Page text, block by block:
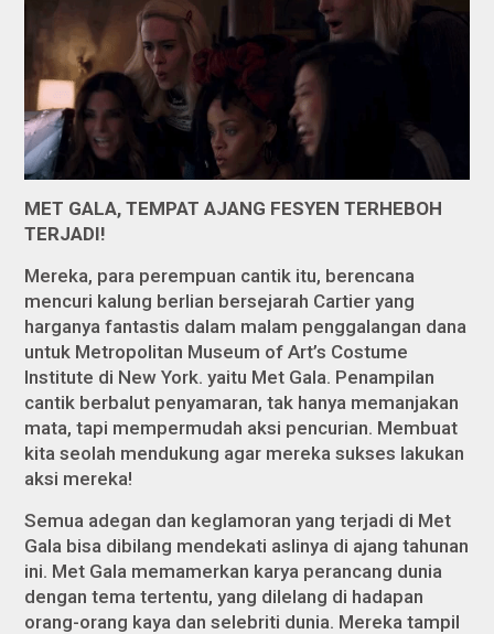
MET GALA, TEMPAT AJANG FESYEN TERHEBOH
TERJADI!
Mereka, para perempuan cantik itu, berencana
mencuri kalung berlian bersejarah Cartier yang
harganya fantastis dalam malam penggalangan dana
untuk Metropolitan Museum of Art’s Costume
Institute di New York. yaitu Met Gala. Penampilan
cantik berbalut penyamaran, tak hanya memanjakan
mata, tapi mempermudah aksi pencurian. Membuat
kita seolah mendukung agar mereka sukses lakukan
aksi mereka!
Semua adegan dan keglamoran yang terjadi di Met
Gala bisa dibilang mendekati aslinya di ajang tahunan
ini. Met Gala memamerkan karya perancang dunia
dengan tema tertentu, yang dilelang di hadapan
orang-orang kaya dan selebriti dunia. Mereka tampil